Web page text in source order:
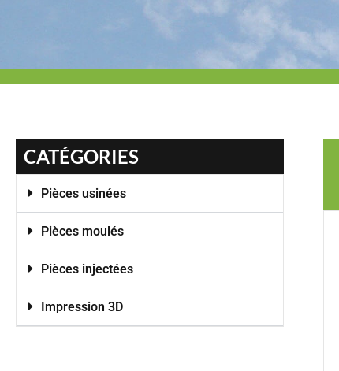
CATÉGORIES
Pièces usinées
Pièces moulés
Pièces injectées
Impression 3D